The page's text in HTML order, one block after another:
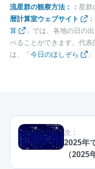
流星群の観察方法： ： 星群
暦計算室ウェブサイト
：
算
」では、各地の日の
べることができます。代
は、「今日のほしぞら
次：
2025年
（2025